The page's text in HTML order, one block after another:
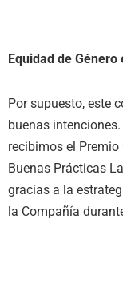
Equidad de Género
Por supuesto, este
buenas
recibimos el
Buenas Prácticas
gracias a la
la Compañía